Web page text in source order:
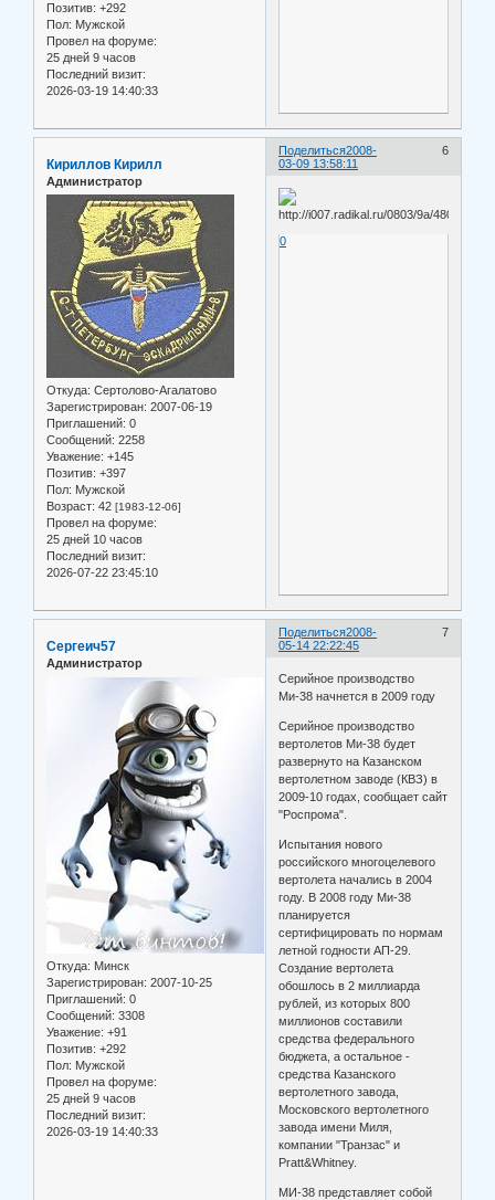
Позитив: +292
Пол: Мужской
Провел на форуме:
25 дней 9 часов
Последний визит:
2026-03-19 14:40:33
Поделиться 6
2008-
03-09 13:58:11
Кириллов Кирилл
Администратор
Откуда: Сертолово-Агалатово
Зарегистрирован: 2007-06-19
Приглашений: 0
Сообщений: 2258
Уважение: +145
Позитив: +397
Пол: Мужской
Возраст: 42 [1983-12-06]
Провел на форуме:
25 дней 10 часов
Последний визит:
2026-07-22 23:45:10
0
Поделиться 7
2008-
05-14 22:22:45
Сергеич57
Администратор
Откуда: Минск
Зарегистрирован: 2007-10-25
Приглашений: 0
Сообщений: 3308
Уважение: +91
Позитив: +292
Пол: Мужской
Провел на форуме:
25 дней 9 часов
Последний визит:
2026-03-19 14:40:33
Серийное производство
Ми-38 начнется в 2009 году
Серийное производство
вертолетов Ми-38 будет
развернуто на Казанском
вертолетном заводе (КВЗ) в
2009-10 годах, сообщает сайт
"Роспрома".
Испытания нового
российского многоцелевого
вертолета начались в 2004
году. В 2008 году Ми-38
планируется
сертифицировать по нормам
летной годности АП-29.
Создание вертолета
обошлось в 2 миллиарда
рублей, из которых 800
миллионов составили
средства федерального
бюджета, а остальное -
средства Казанского
вертолетного завода,
Московского вертолетного
завода имени Миля,
компании "Транзас" и
Pratt&Whitney.
МИ-38 представляет собой